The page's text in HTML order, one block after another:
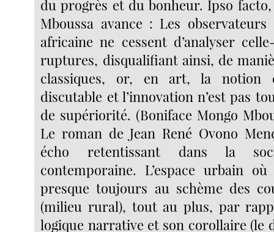
du progrès et du bonheur. Ipso
Mboussa avance : Les
africaine ne cessent d’analyser
ruptures, disqualifiant ainsi, de
classiques, or, en art, la notion
discutable et l’innovation n’est pas
de supériorité. (Boniface Mongo
Le roman de Jean René Ovono
écho retentissant dans la
contemporaine. L’espace urbain
presque toujours au schème des
(milieu rural), tout au plus, par
logique narrative et son corollaire (le